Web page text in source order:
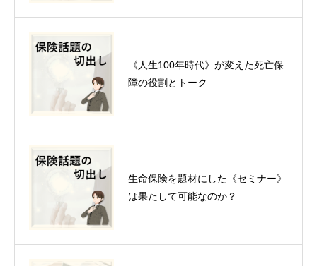
《人生100年時代》が変えた死亡保
障の役割とトーク
生命保険を題材にした《セミナー》
は果たして可能なのか？